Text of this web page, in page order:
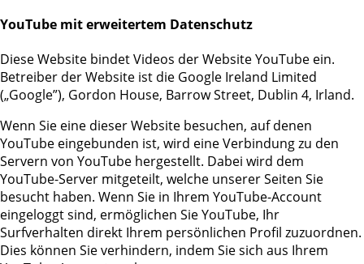
YouTube mit erweitertem Datenschutz
Diese Website bindet Videos der Website YouTube ein.
Betreiber der Website ist die Google Ireland Limited
(„Google”), Gordon House, Barrow Street, Dublin 4, Irland.
Wenn Sie eine dieser Website besuchen, auf denen
YouTube eingebunden ist, wird eine Verbindung zu den
Servern von YouTube hergestellt. Dabei wird dem
YouTube-Server mitgeteilt, welche unserer Seiten Sie
besucht haben. Wenn Sie in Ihrem YouTube-Account
eingeloggt sind, ermöglichen Sie YouTube, Ihr
Surfverhalten direkt Ihrem persönlichen Profil zuzuordnen.
Dies können Sie verhindern, indem Sie sich aus Ihrem